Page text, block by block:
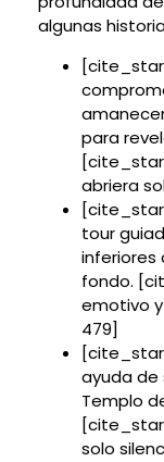
algunas
para
abriera
tour
inferiores
fondo.
emotivo
479]
ayuda de
Templo
solo